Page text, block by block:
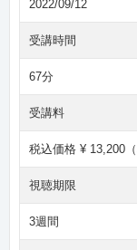
2022/09/12
受講時間
67分
受講料
税込価格 ¥ 13,200
視聴期限
3週間